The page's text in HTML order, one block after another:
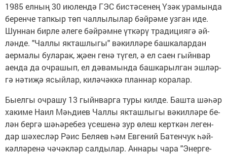
1985 ел­ның 30 ию­лен­дә ГЭС бис­тә­се­нең Үзәк ура­мын­да
бе­рен­че тап­кыр төп чал­лы­лы­лар бәй­рә­ме уз­ган иде.
Шун­нан бир­ле әле­ге бәй­рәм­не үт­кә­рү тра­ди­ци­я­гә әй­
лән­де. "Чал­лы як­таш­лы­гы" вә­кил­лә­ре баш­ка­лар­дан
аер­ма­лы бу­ла­рак, җә­ен ге­нә тү­гел, ә ел са­ен гыйн­вар
аен­да да оч­ра­шып, ел дә­ва­мын­да баш­ка­рыл­ган эш­ләр­
гә нә­ти­җә ясый­лар, ки­лә­чәк­кә план­нар ко­ра­лар.
Бы­ел­гы оч­ра­шу 13 гыйн­вар­га ту­ры кил­де. Баш­та шә­һәр
ха­ки­ме На­ил Мәһ­ди­ев Чал­лы як­таш­лы­гы вә­кил­лә­ре бе­
лән бер­гә шә­һә­ре­без үсе­ше­нә зур өлеш керт­кән ле­ген­
дар шә­хес­ләр Рә­ис Бе­ля­ев һәм Ев­ге­ний Ба­тен­чук һәй­
кәл­лә­ре­нә чә­чәк­ләр сал­ды­лар. Ан­на­ры ча­ра "Энер­ге­